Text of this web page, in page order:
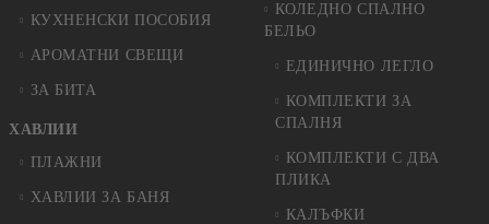
КУХНЕНСКИ ПОСОБИЯ
АРОМАТНИ СВЕЩИ
ЗА БИТА
ХАВЛИИ
ПЛАЖНИ
ХАВЛИИ ЗА БАНЯ
КОЛЕДНO СПАЛНO
БЕЛЬО
ЕДИНИЧНО ЛЕГЛО
КОМПЛЕКТИ ЗА
СПАЛНЯ
КОМПЛЕКТИ С ДВА
ПЛИКА
КАЛЪФКИ